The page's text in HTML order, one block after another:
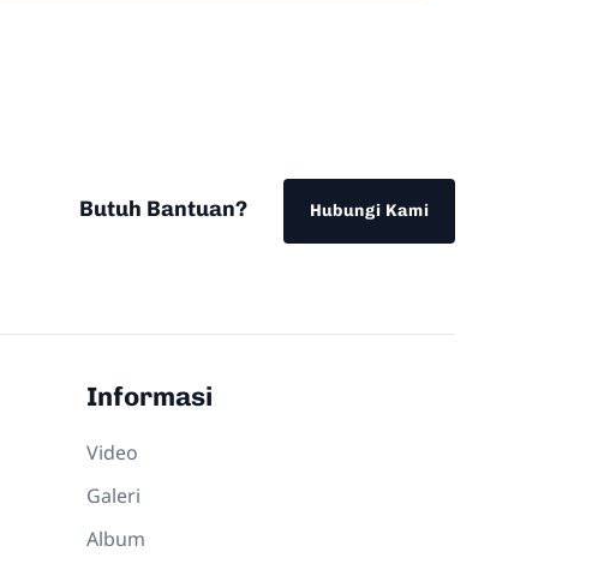
Butuh Bantuan? Hubungi Kami
Informasi
Video
Galeri
Album